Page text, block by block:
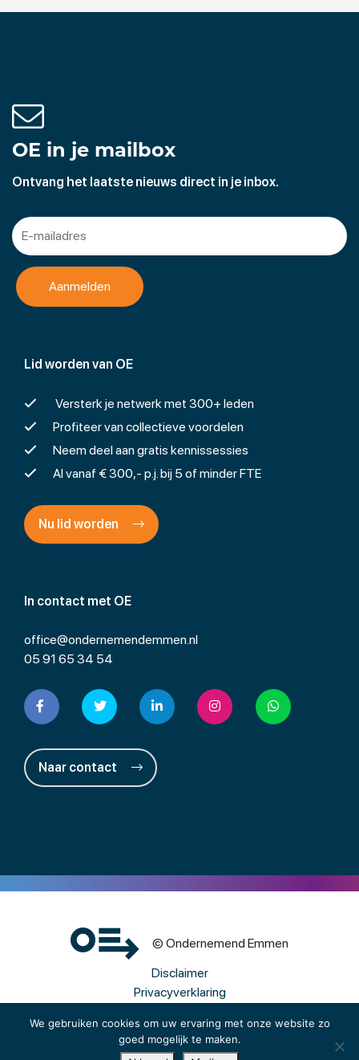
We gebruiken cookies om uw ervaring met onze website zo
goed mogelijk te maken.
In contact met OE
office@ondernemendemmen.nl
05 91 65 34 54
Naar contact
Lid worden van OE
Versterk je netwerk met 300+ leden
Profiteer van collectieve voordelen
Neem deel aan gratis kennissessies
Al vanaf € 300,- p.j. bij 5 of minder FTE
Nu lid worden
OE in je mailbox
Ontvang het laatste nieuws direct in je inbox.
© Ondernemend Emmen
Disclaimer
Privacyverklaring
Een wwwebsite van Webba